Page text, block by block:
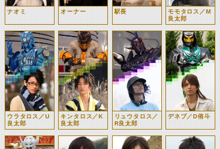
ナオミ オーナー 駅長
モモタロス／M
良太郎
ウラタロス／U
良太郎
キンタロス／K
良太郎
リュウタロス／
R良太郎
デネブ／D侑斗